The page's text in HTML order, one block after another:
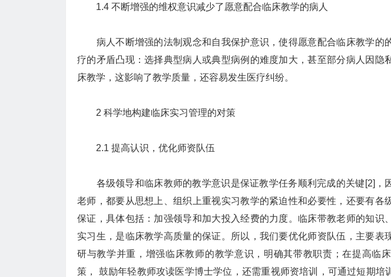
1.4 不断增强的维权意识减少了愿意配合临床教学的病人
病人不断增强的法制观念和自我保护意识，使得愿意配合临床教学的
疗的矛盾凸现：选择典型病人或典型病例的难度加大，甚至部分病人因隐
床教学，这影响了教学质量，还容易发生医疗纠纷。
2 科学地构建临床实习管理的对策
2.1 提高认识，优化师资队伍
各级领导和临床教师的教学意识是保证教学任务顺利完成的关键[2]，
老师，都要从思想上、组织上重视实习教学的紧迫性和必要性，还要有各
保证，具体包括：加强领导和加大投入经费的力度。临床带教老师的知识
实习生，是临床教学高质量的保证。所以，我们要优化师资队伍，主要表
研与教学并重，增强临床教师的教学意识，明确其带教职责；在提高临
策， 鼓励年轻教师攻读医学博士学位，还需重视师资培训，可通过短期培